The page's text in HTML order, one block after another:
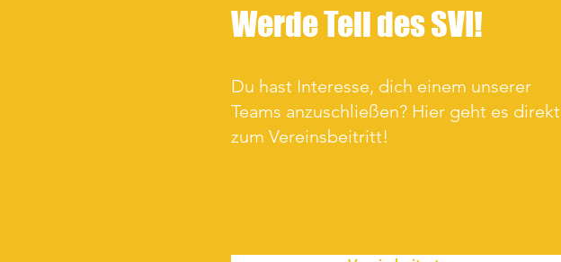
Werde Teil des SVI!
Du hast Interesse, dich einem unserer
Teams anzuschließen? Hier geht es direkt
zum Vereinsbeitritt!